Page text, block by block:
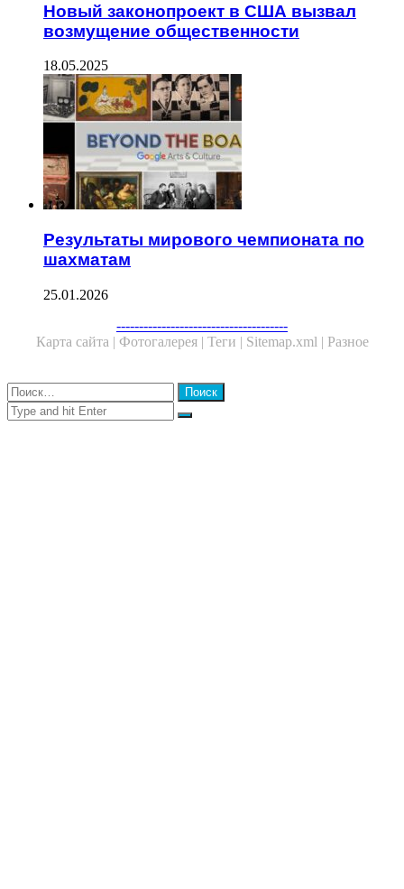
Новый законопроект в США вызвал
возмущение общественности
18.05.2025
Результаты мирового чемпионата по
шахматам
25.01.2026
--------------------------------------
Карта сайта | Фотогалерея | Теги | Sitemap.xml | Разное
Close
Найти:
Close
Search